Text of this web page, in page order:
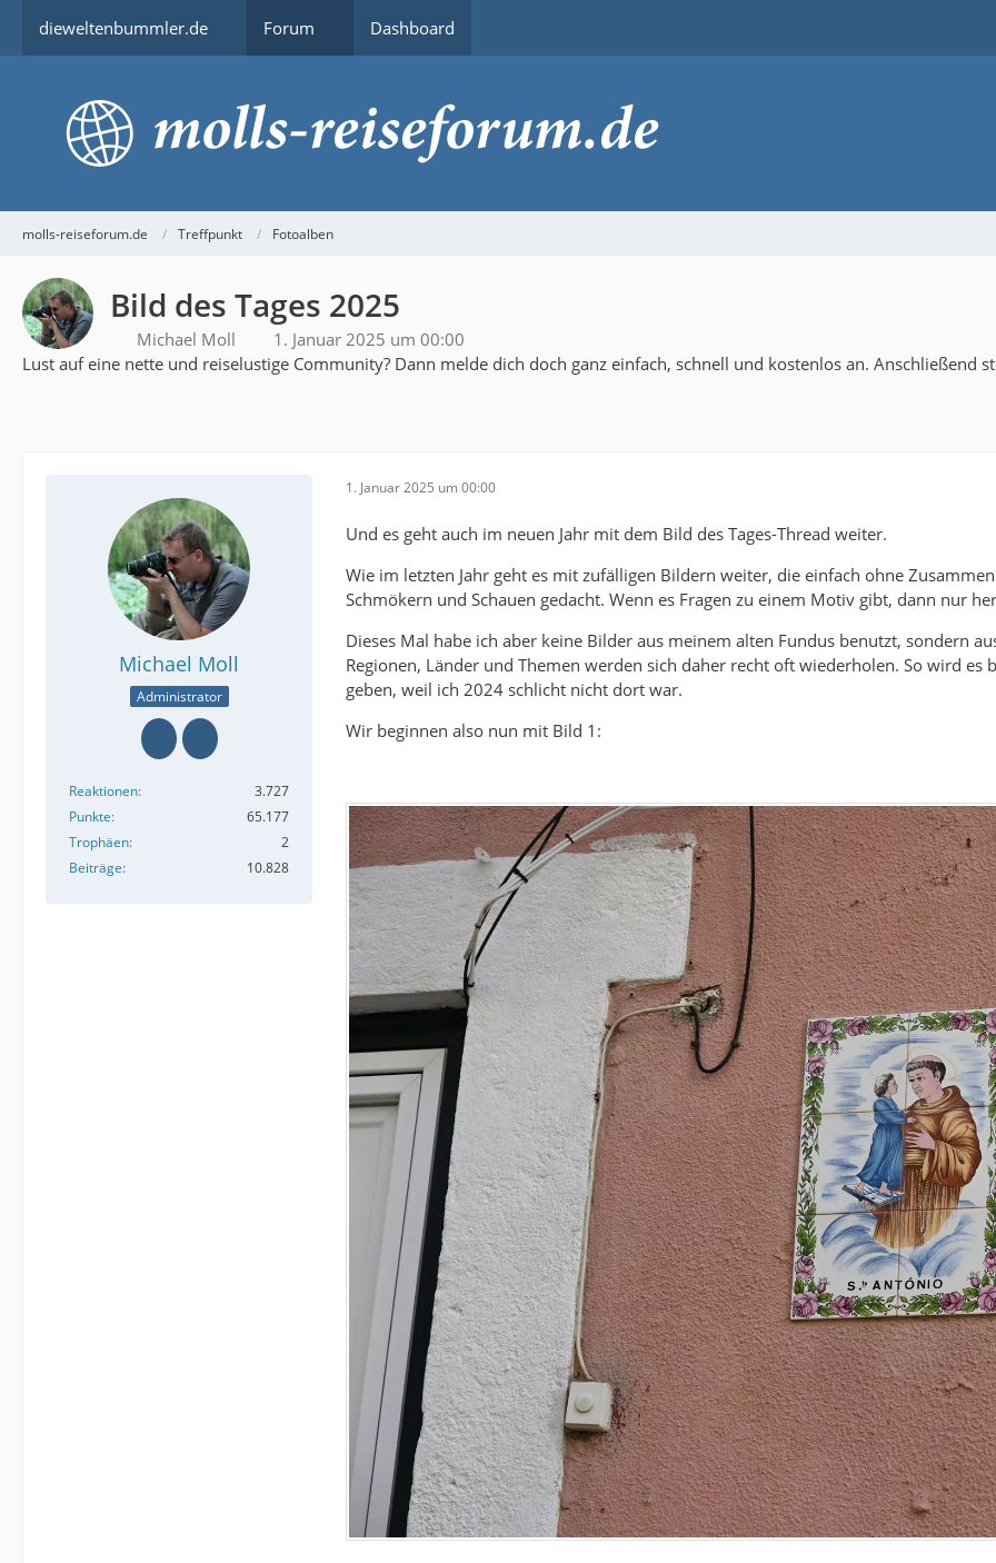
dieweltenbummler.de Forum Dashboard
molls-reiseforum.de Treffpunkt Fotoalben
Bild des Tages 2025
Michael Moll
1. Januar 2025 um 00:00
Lust auf eine nette und reiselustige Community? Dann melde dich doch ganz einfach, schnell und kostenlos an. Anschließend
Michael Moll
Administrator
Reaktionen
3.727
Punkte
65.177
Trophäen
2
Beiträge
10.828
1. Januar 2025 um 00:00
Und es geht auch im neuen Jahr mit dem Bild des Tages-Thread weiter.
Wie im letzten Jahr geht es mit zufälligen Bildern weiter, die einfach ohne
Schmökern und Schauen gedacht. Wenn es Fragen zu einem Motiv gibt, dann nur
Dieses Mal habe ich aber keine Bilder aus meinem alten Fundus benutzt, sondern
Regionen, Länder und Themen werden sich daher recht oft wiederholen. So wird
geben, weil ich 2024 schlicht nicht dort war.
Wir beginnen also nun mit Bild 1: